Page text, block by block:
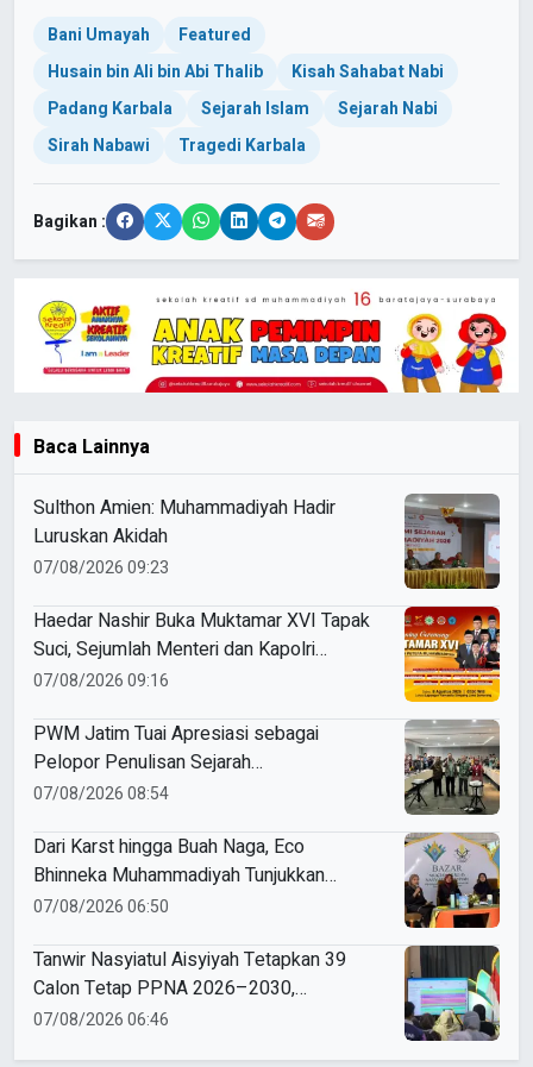
Bani Umayah
Featured
Husain bin Ali bin Abi Thalib
Kisah Sahabat Nabi
Padang Karbala
Sejarah Islam
Sejarah Nabi
Sirah Nabawi
Tragedi Karbala
Bagikan :
Baca Lainnya
Sulthon Amien: Muhammadiyah Hadir
Luruskan Akidah
07/08/2026 09:23
Haedar Nashir Buka Muktamar XVI Tapak
Suci, Sejumlah Menteri dan Kapolri
Dijadwalkan Hadir
07/08/2026 09:16
PWM Jatim Tuai Apresiasi sebagai
Pelopor Penulisan Sejarah
Muhammadiyah
07/08/2026 08:54
Dari Karst hingga Buah Naga, Eco
Bhinneka Muhammadiyah Tunjukkan
Kekuatan Potensi Lokal di Muktamar
07/08/2026 06:50
Tanwir Nasyiatul Aisyiyah Tetapkan 39
Calon Tetap PPNA 2026–2030,
Pemilihan Gunakan Sistem E-Voting
07/08/2026 06:46